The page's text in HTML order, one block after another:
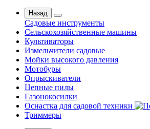
Назад
Садовые инструменты
Сельскохозяйственные машины
Культиваторы
Измельчители садовые
Мойки высокого давления
Мотобуры
Опрыскиватели
Цепные пилы
Газонокосилки
Оснастка для садовой техники
Триммеры